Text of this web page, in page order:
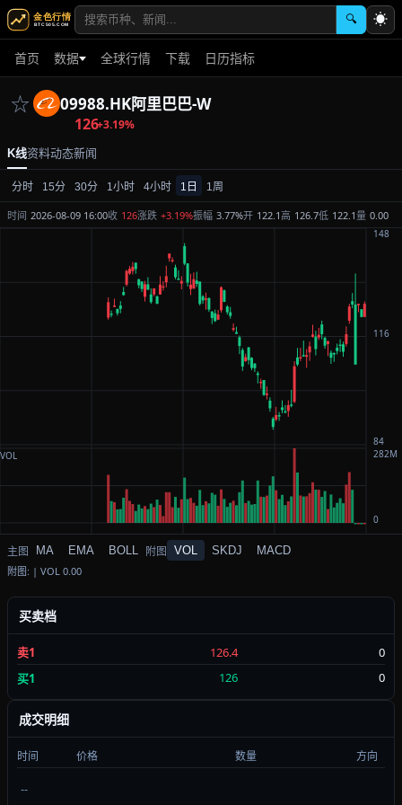
🔍 ☀
首页 数据 全球行情 下载 日历指标
☆ 09988.HK阿里巴巴-W
126+3.19%
K线资料动态新闻
分时 15分 30分 1小时 4小时 1日 1周
时间 2026-08-09 16:00收 126涨跌 +3.19%振幅 3.77%开 122.1高 126.7低 122.1量 0.00
MA EMA
BOLL
附图: | VOL 0.00
VOL SKDJ MACD
买卖档
卖1 126.4
0
买1
126 0
成交明细
时间 价格 数量 方向
--